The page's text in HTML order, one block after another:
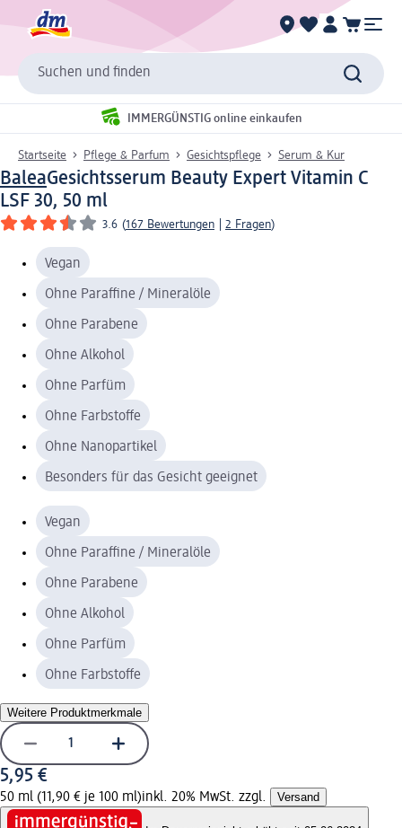
Suchen und finden
IMMERGÜNSTIG online einkaufen
Startseite Pflege & Parfum Gesichtspflege Serum & Kur
BaleaGesichtsserum Beauty Expert Vitamin C
LSF 30, 50 ml
3.6 (167 Bewertungen 2 Fragen)
Vegan
Ohne Paraffine / Mineralöle
Ohne Parabene
Ohne Alkohol
Ohne Parfüm
Ohne Farbstoffe
Ohne Nanopartikel
Besonders für das Gesicht geeignet
Vegan
Ohne Paraffine / Mineralöle
Ohne Parabene
Ohne Alkohol
Ohne Parfüm
Ohne Farbstoffe
Weitere Produktmerkmale
5,95 €
50 ml (11,90 € je 100 ml)inkl. 20% MwSt. zzgl. Versand